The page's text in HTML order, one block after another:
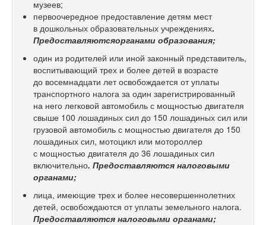
музеев;
первоочередное предоставление детям мест
в дошкольных образовательных учреждениях.
Предоставляютсяорганами образования;
один из родителей или иной законный представитель,
воспитывающий трех и более детей в возрасте
до восемнадцати лет освобождается от уплаты
транспортного налога за один зарегистрированный
на него легковой автомобиль с мощностью двигателя
свыше 100 лошадиных сил до 150 лошадиных сил или
грузовой автомобиль с мощностью двигателя до 150
лошадиных сил, мотоцикл или мотороллер
с мощностью двигателя до 36 лошадиных сил
включительно. Предоставляются налоговыми
органами;
лица, имеющие трех и более несовершеннолетних
детей, освобождаются от уплаты земельного налога.
Предоставляются налоговыми органами;